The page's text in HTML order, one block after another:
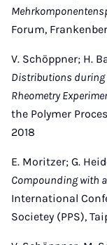
Forum,
V. Schöppner; H.
Distributions during
Rheometry
the Polymer
2018
E. Moritzer; G.
Compounding with
International
Societey (PPS),